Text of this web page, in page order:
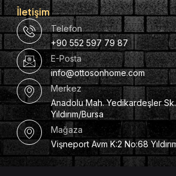
İletişim
Telefon
+90 552 597 79 87
E-Posta
info@ottosonhome.com
Merkez
Anadolu Mah. Yedikardeşler
Yıldırım/Bursa
Mağaza
Vişneport Avm K:2 No:68